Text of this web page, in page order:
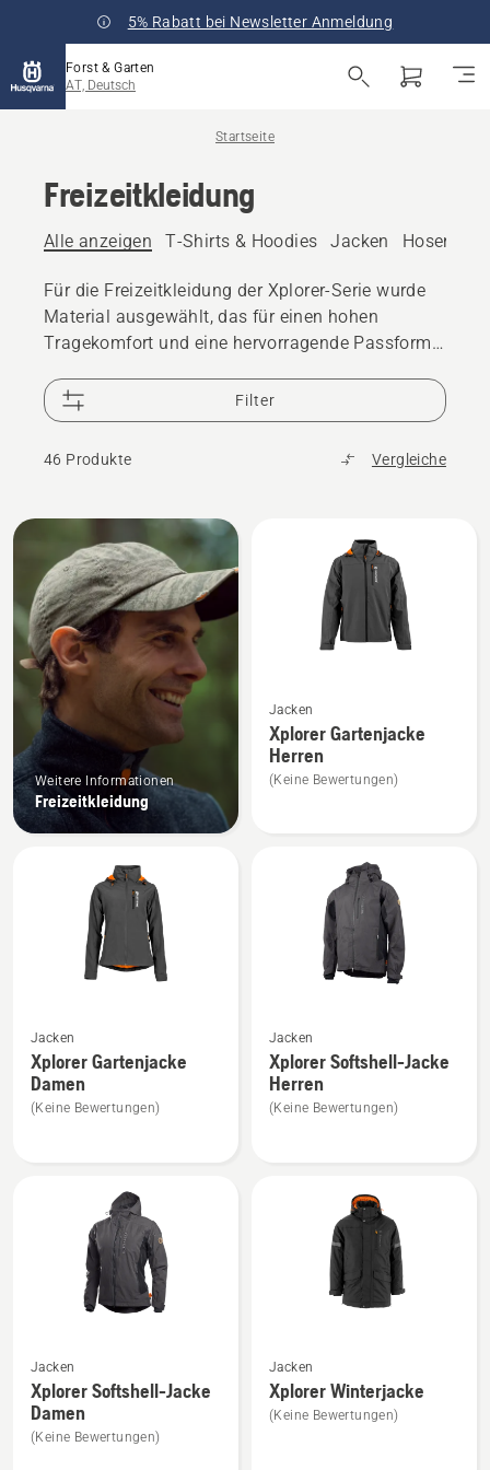
5% Rabatt bei Newsletter Anmeldung
Forst & Garten
AT, Deutsch
Startseite
Freizeitkleidung
Alle anzeigen T-Shirts & Hoodies Jacken Hosen
Für die Freizeitkleidung der Xplorer-Serie wurde
Material ausgewählt, das für einen hohen
Tragekomfort und eine hervorragende Passform
Filter
46 Produkte Vergleiche
Alle
Produkte
Weitere Informationen
Freizeitkleidung
Details
zu
Xplorer
Gartenjacke
Jacken
Xplorer Gartenjacke
Herren
(Keine Bewertungen)
Details
zu
Xplorer
Gartenjacke
Jacken
Xplorer Gartenjacke
Damen
(Keine Bewertungen)
Details
zu
Xplorer
Softshell-
Jacken
Xplorer Softshell-Jacke
Herren
(Keine Bewertungen)
Details
zu
Xplorer
Softshell-
Jacken
Xplorer Softshell-Jacke
Damen
(Keine Bewertungen)
Details
zu
Xplorer
Jacken
Xplorer Winterjacke
(Keine Bewertungen)